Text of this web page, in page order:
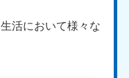
活において様々な